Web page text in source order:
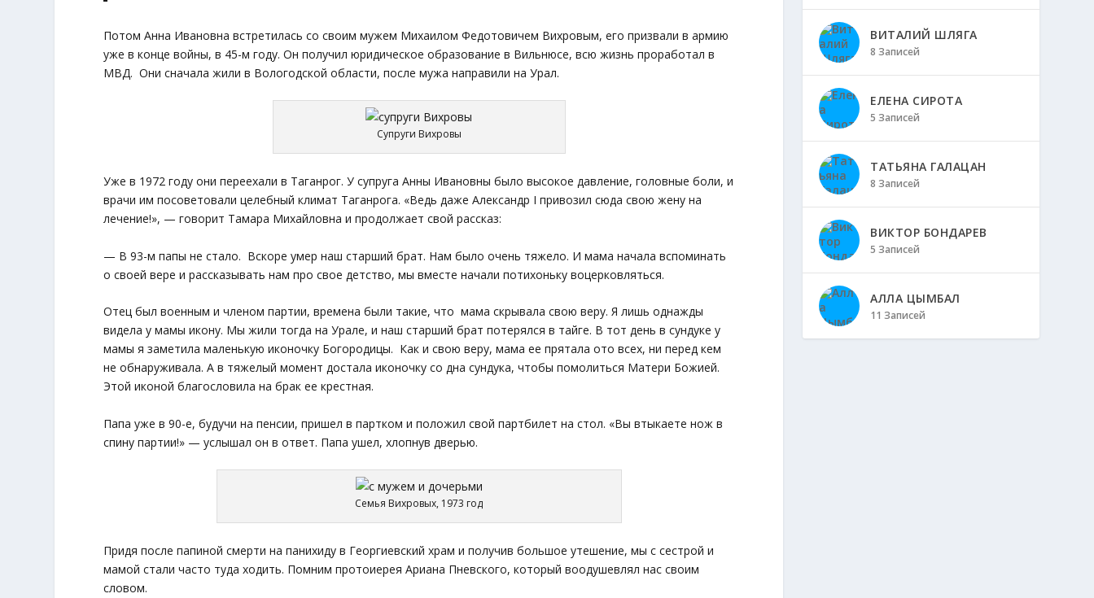
Потом Анна Ивановна встретилась со своим мужем Михаилом Федотовичем Вихровым, его призвали в армию
уже в конце войны, в 45-м году. Он получил юридическое образование в Вильнюсе, всю жизнь проработал в
МВД. Они сначала жили в Вологодской области, после мужа направили на Урал.
Супруги Вихровы
Уже в 1972 году они переехали в Таганрог. У супруга Анны Ивановны было высокое давление, головные боли, и
врачи им посоветовали целебный климат Таганрога. «Ведь даже Александр I привозил сюда свою жену на
лечение!», — говорит Тамара Михайловна и продолжает свой рассказ:
— В 93-м папы не стало. Вскоре умер наш старший брат. Нам было очень тяжело. И мама начала вспоминать
о своей вере и рассказывать нам про свое детство, мы вместе начали потихоньку воцерковляться.
Отец был военным и членом партии, времена были такие, что мама скрывала свою веру. Я лишь однажды
видела у мамы икону. Мы жили тогда на Урале, и наш старший брат потерялся в тайге. В тот день в сундуке у
мамы я заметила маленькую иконочку Богородицы. Как и свою веру, мама ее прятала ото всех, ни перед кем
не обнаруживала. А в тяжелый момент достала иконочку со дна сундука, чтобы помолиться Матери Божией.
Этой иконой благословила на брак ее крестная.
Папа уже в 90-е, будучи на пенсии, пришел в партком и положил свой партбилет на стол. «Вы втыкаете нож в
спину партии!» — услышал он в ответ. Папа ушел, хлопнув дверью.
Семья Вихровых, 1973 год
Придя после папиной смерти на панихиду в Георгиевский храм и получив большое утешение, мы с сестрой и
мамой стали часто туда ходить. Помним протоиерея Ариана Пневского, который воодушевлял нас своим
словом.
ВИТАЛИЙ ШЛЯГА
8 Записей
ЕЛЕНА СИРОТА
5 Записей
ТАТЬЯНА ГАЛАЦАН
8 Записей
ВИКТОР БОНДАРЕВ
5 Записей
АЛЛА ЦЫМБАЛ
11 Записей